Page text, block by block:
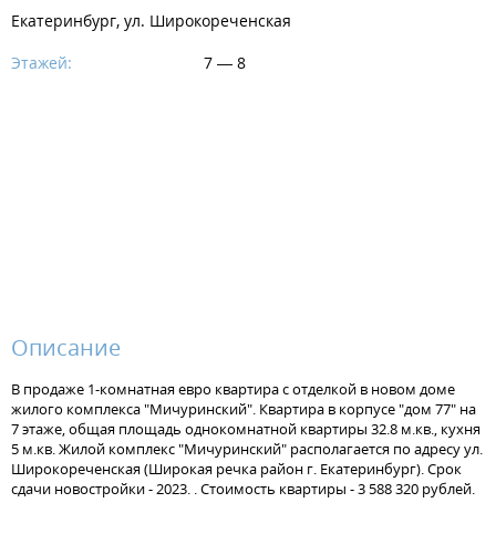
Екатеринбург, ул. Широкореченская
Этажей:
7 — 8
Описание
В продаже 1-комнатная евро квартира с отделкой в новом доме
жилого комплекса "Мичуринский". Квартира в корпусе "дом 77" на
7 этаже, общая площадь однокомнатной квартиры 32.8 м.кв., кухня
5 м.кв. Жилой комплекс "Мичуринский" располагается по адресу ул.
Широкореченская (Широкая речка район г. Екатеринбург). Срок
сдачи новостройки - 2023. . Стоимость квартиры - 3 588 320 рублей.